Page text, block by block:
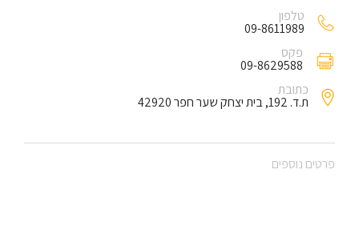
טלפון
09-8611989
פקס
09-8629588
כתובת
ת.ד. 192, בית יצחק שער חפר 42920
פרטים נוספים